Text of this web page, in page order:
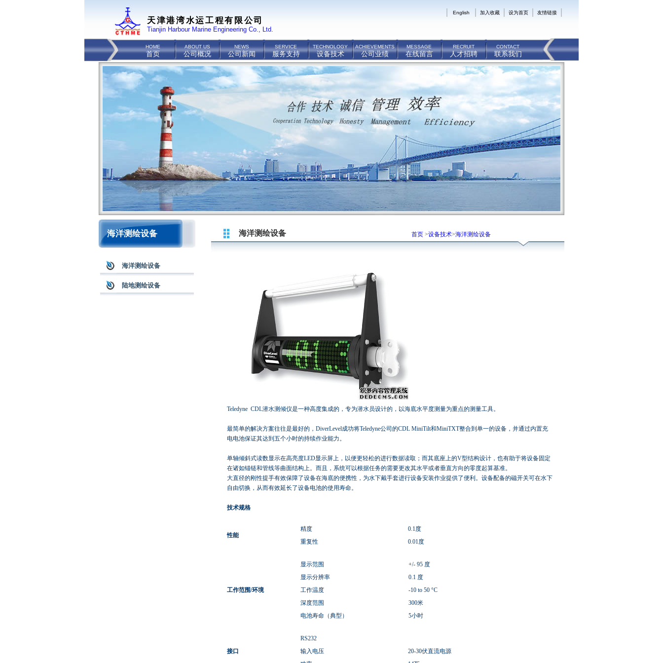
English 加入收藏 设为首页 友情链接
天津港湾水运工程有限公司
Tianjin Harbour Marine Engineering Co., Ltd.
HOME
首页
ABOUT US
公司概况
NEWS
公司新闻
SERVICE
服务支持
TECHNOLOGY
设备技术
ACHIEVEMENTS
公司业绩
MESSAGE
在线留言
RECRUIT
人才招聘
CONTACT
联系我们
海洋测绘设备
海洋测绘设备
陆地测绘设备
海洋测绘设备 首页 >设备技术>海洋测绘设备
Teledyne CDL潜水测倾仪是一种高度集成的，专为潜水员设计的，以海底水平度测量为重点的测量工具。
最简单的解决方案往往是最好的，DiverLevel成功将Teledyne公司的CDL MiniTilt和MiniTXT整合到单一的设备，并通过内置充
电电池保证其达到五个小时的持续作业能力。
单轴倾斜式读数显示在高亮度LED显示屏上，以便更轻松的进行数据读取；而其底座上的V型结构设计，也有助于将设备固定
在诸如锚链和管线等曲面结构上。而且，系统可以根据任务的需要更改其水平或者垂直方向的零度起算基准。
大直径的刚性提手有效保障了设备在海底的便携性，为水下戴手套进行设备安装作业提供了便利。设备配备的磁开关可在水下
自由切换，从而有效延长了设备电池的使用寿命。
技术规格
性能
精度
0.1度
重复性
0.01度
工作范围/环境
显示范围
+/- 95 度
显示分辨率
0.1 度
工作温度
-10 to 50 °C
深度范围
300米
电池寿命（典型）
5小时
接口
RS232
输入电压
20-30伏直流电源